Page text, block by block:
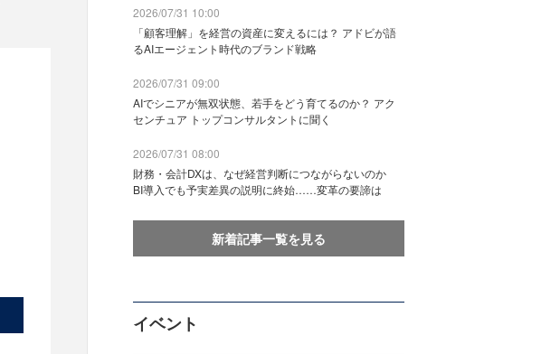
2026/07/31 10:00
「顧客理解」を経営の資産に変えるには？ アドビが語
るAIエージェント時代のブランド戦略
2026/07/31 09:00
AIでシニアが無双状態、若手をどう育てるのか？ アク
センチュア トップコンサルタントに聞く
2026/07/31 08:00
財務・会計DXは、なぜ経営判断につながらないのか
BI導入でも予実差異の説明に終始……変革の要諦は
新着記事一覧を見る
イベント